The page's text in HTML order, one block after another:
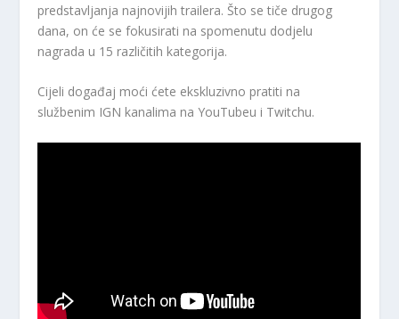
predstavljanja najnovijih trailera. Što se tiče drugog
dana, on će se fokusirati na spomenutu dodjelu
nagrada u 15 različitih kategorija.
Cijeli događaj moći ćete ekskluzivno pratiti na
službenim IGN kanalima na YouTubeu i Twitchu.